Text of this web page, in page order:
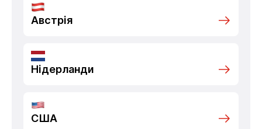
Австрія
Нідерланди
США